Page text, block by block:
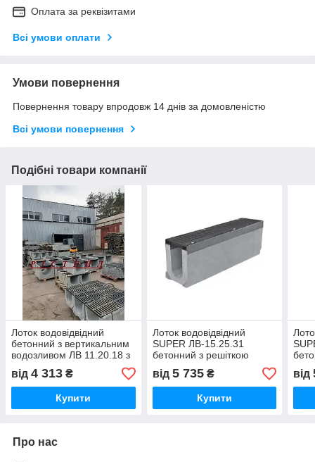
Оплата за реквізитами
Всі умови оплати
Умови повернення
Повернення товару впродовж 14 днів за домовленістю
Всі умови повернення
Подібні товари компанії
Лоток водовідвідний
бетонний з вертикальним
водозливом ЛВ 11.20.18 з
решіткою щілинною
чавунною (комплект)
від 4 313 ₴
Купити
Лоток водовідвідний
SUPER ЛВ-15.25.31
бетонний з решіткою
щілинний чавунний
(комплект)
від 5 735₴
Купити
від
Про нас